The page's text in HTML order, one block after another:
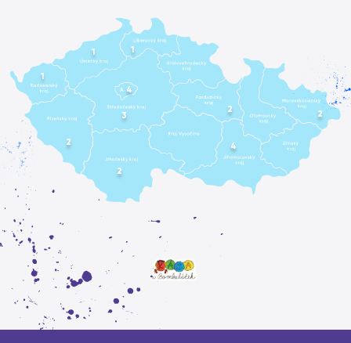
A 4
3
2
2
1
1 1
2
4
2